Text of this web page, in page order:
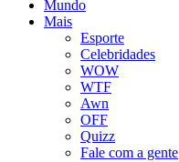
Mundo
Mais
Esporte
Celebridades
WOW
WTF
Awn
OFF
Quizz
Fale com a gente